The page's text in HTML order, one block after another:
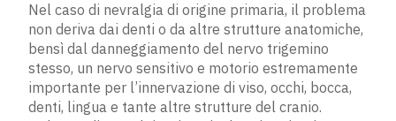
Nel caso di nevralgia di origine primaria, il problema
non deriva dai denti o da altre strutture anatomiche,
bensì dal danneggiamento del nervo trigemino
stesso, un nervo sensitivo e motorio estremamente
importante per l’innervazione di viso, occhi, bocca,
denti, lingua e tante altre strutture del cranio.